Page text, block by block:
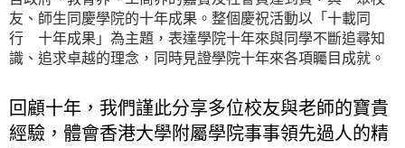
友、師生同慶學院的十年成果。整個慶祝活動以「十載同
行 十年成果」為主題，表達學院十年來與同學不斷追尋知
識、追求卓越的理念，同時見證學院十年來各項矚目成就。
回顧十年，我們謹此分享多位校友與老師的寶貴
經驗，體會香港大學附屬學院事事領先過人的精